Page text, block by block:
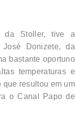
da Stoller, tive a
Donizete, da
bastante oportuno
temperaturas e
que resultou em um
o Canal Papo de